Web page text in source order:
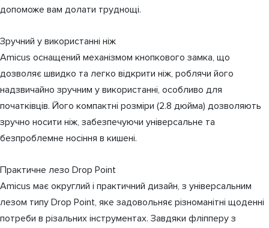
допоможе вам долати труднощі.
Зручний у використанні ніж
Amicus оснащений механізмом кнопкового замка, що
дозволяє швидко та легко відкрити ніж, роблячи його
надзвичайно зручним у використанні, особливо для
початківців. Його компактні розміри (2.8 дюйма) дозволяють
зручно носити ніж, забезпечуючи універсальне та
безпроблемне носіння в кишені.
Практичне лезо Drop Point
Amicus має округлий і практичний дизайн, з універсальним
лезом типу Drop Point, яке задовольняє різноманітні щоденні
потреби в різальних інструментах. Завдяки фліпперу з